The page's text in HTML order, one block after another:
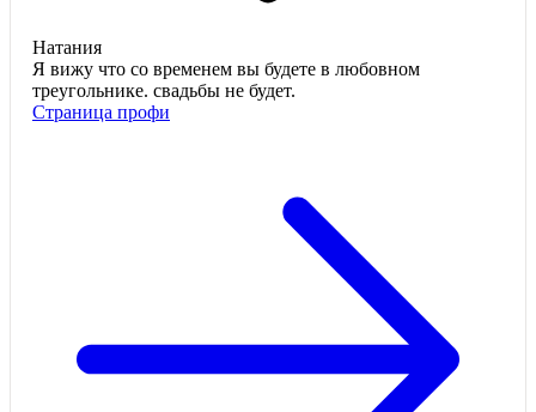
Натания
Я вижу что со временем вы будете в любовном
треугольнике. свадьбы не будет.
Страница профи